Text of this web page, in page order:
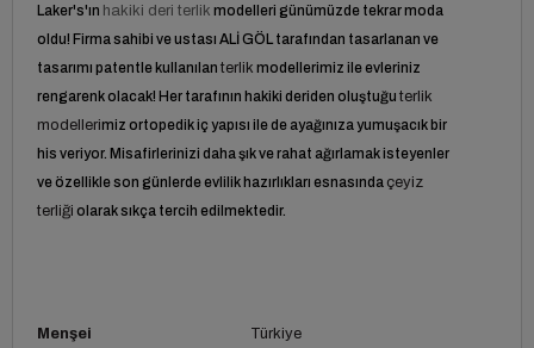
Laker's'ın hakiki deri terlik modelleri günümüzde tekrar moda
oldu! Firma sahibi ve ustası ALİ GÖL tarafından tasarlanan ve
tasarımı patentle kullanılan terlik modellerimiz ile evleriniz
rengarenk olacak! Her tarafının hakiki deriden oluştuğu terlik
modellerimiz ortopedik iç yapısı ile de ayağınıza yumuşacık bir
his veriyor. Misafirlerinizi daha şık ve rahat ağırlamak isteyenler
ve özellikle son günlerde evlilik hazırlıkları esnasında çeyiz
terliği olarak sıkça tercih edilmektedir.
Menşei Türkiye